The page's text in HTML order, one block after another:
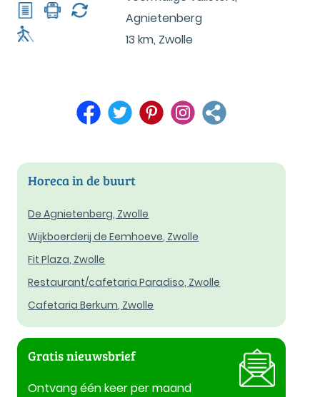
Agnietenberg
13 km, Zwolle
Horeca in de buurt
De Agnietenberg, Zwolle
Wijkboerderij de Eemhoeve, Zwolle
Fit Plaza, Zwolle
Restaurant/cafetaria Paradiso, Zwolle
Cafetaria Berkum, Zwolle
Gratis nieuwsbrief
Ontvang één keer per maand